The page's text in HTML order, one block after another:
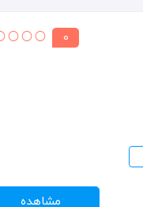
0
مشاهده